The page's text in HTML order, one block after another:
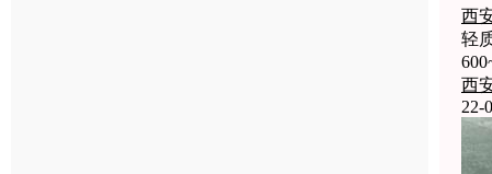
西
轻
西
22-